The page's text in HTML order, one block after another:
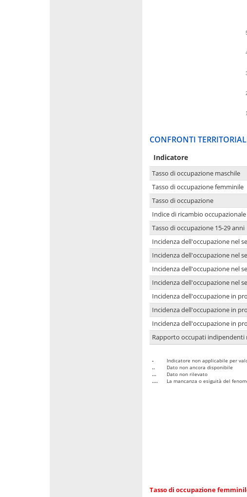
CONFRONTI
Indicatore
Tasso di occupazione maschile
Tasso di occupazione femminile
Tasso di occupazione
Indice di ricambio occupazionale
Tasso di occupazione 15-29 anni
Incidenza dell'occupazione nel
Incidenza dell'occupazione nel
Incidenza dell'occupazione nel
Incidenza dell'occupazione nel
Incidenza dell'occupazione in
Incidenza dell'occupazione in
Incidenza dell'occupazione in
Rapporto occupati indipendenti
-
Indicatore non applicabile per
..
Dato non ancora disponibile
...
Dato non rilevato
....
La mancanza o esiguità del
Tasso di occupazione